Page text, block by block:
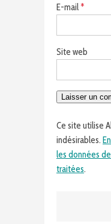
E-mail*
Site web
Ce site utilise
indésirables.
les données
traitées.